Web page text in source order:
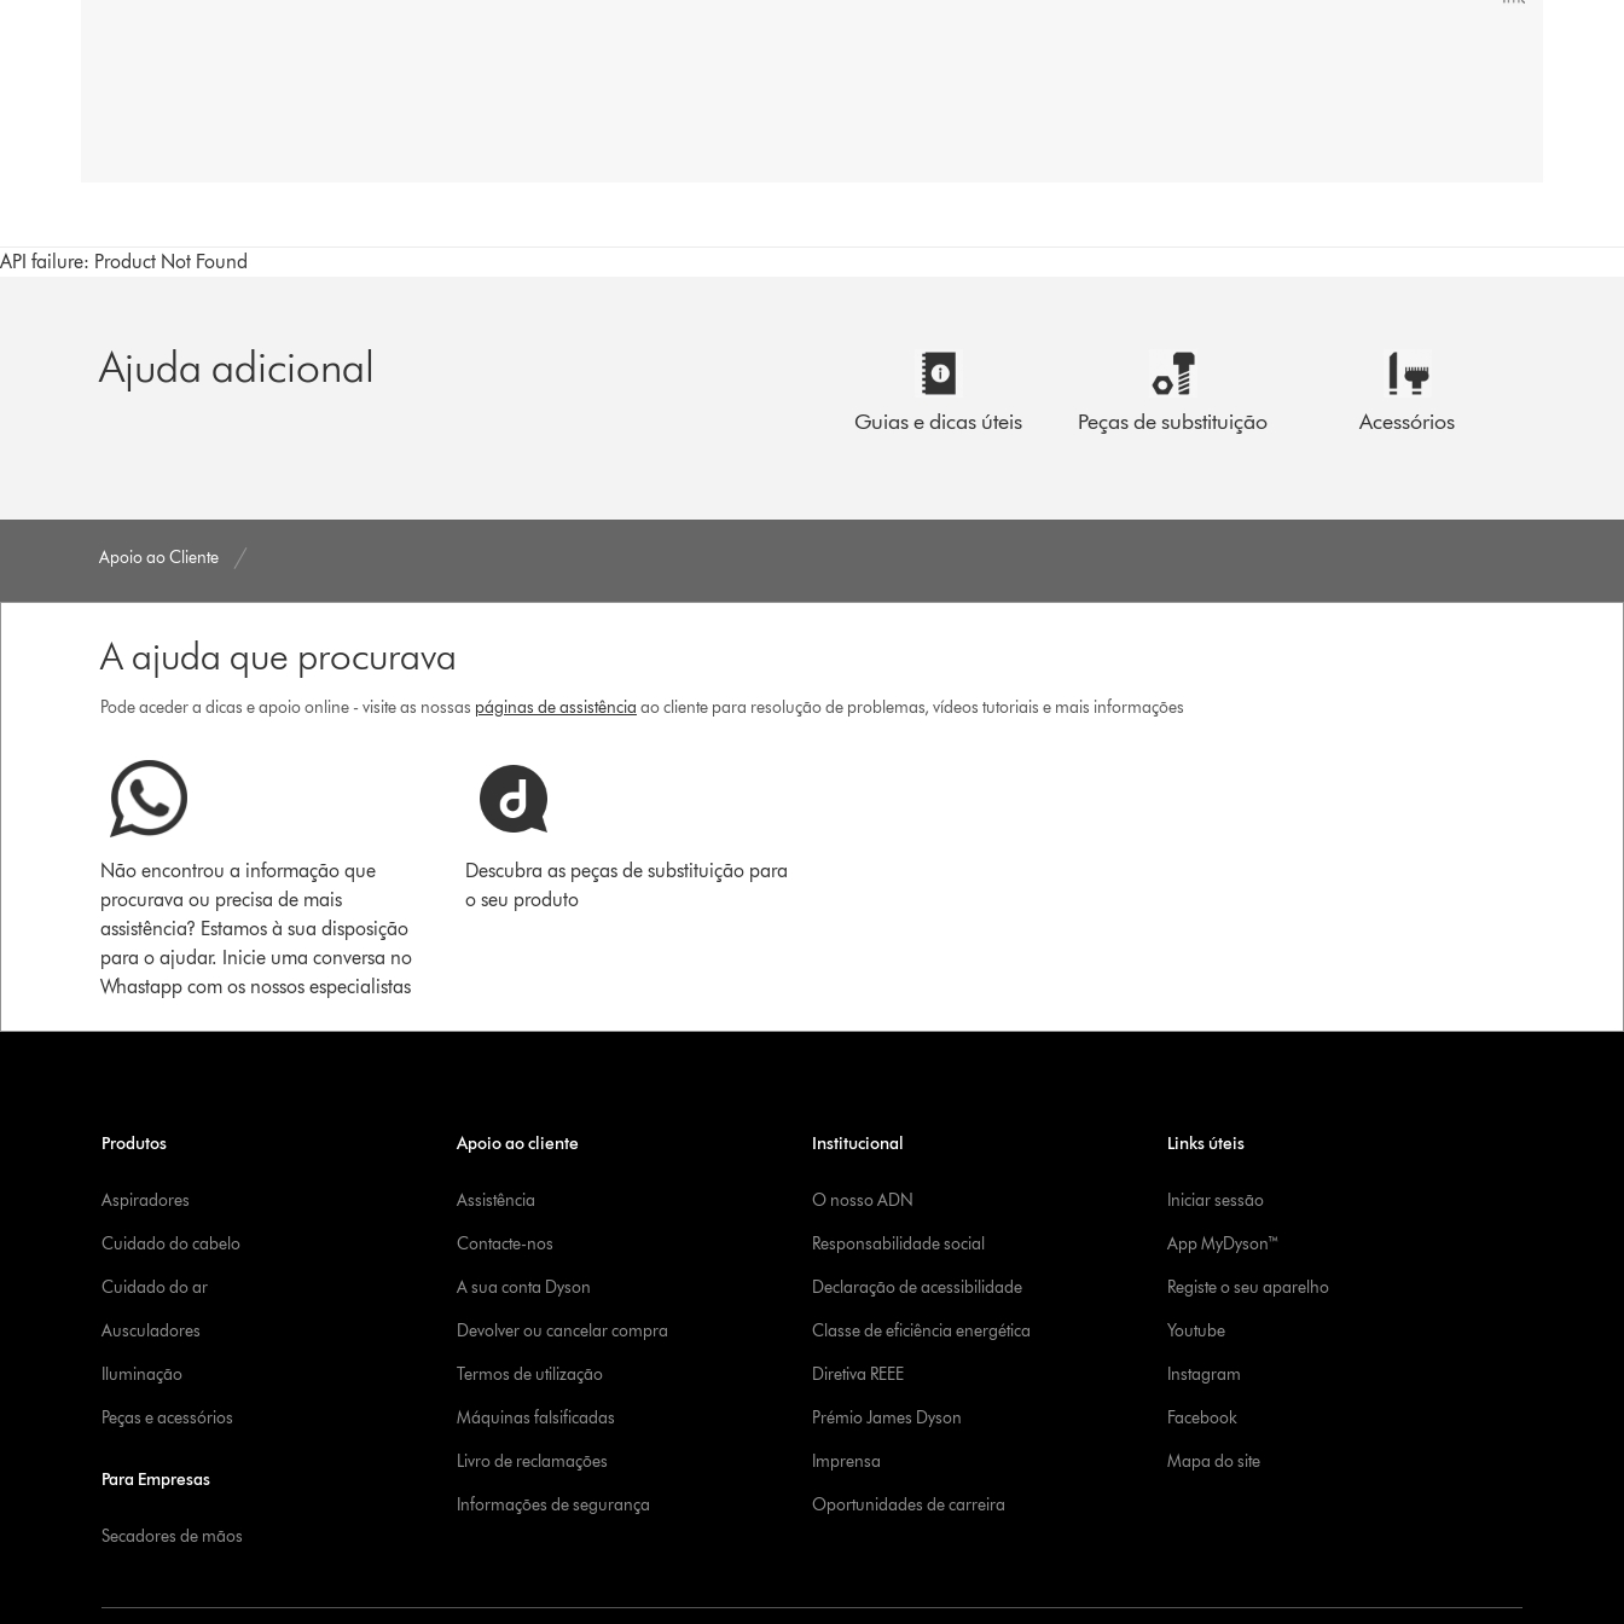
API failure: Product Not Found
Ajuda adicional
Guias e dicas úteis Peças de substituição Acessórios
Apoio ao Cliente
A ajuda que procurava
Pode aceder a dicas e apoio online - visite as nossas páginas de assistência ao cliente para resolução de problemas, vídeos tutoriais e mais informações
Não encontrou a informação que
procurava ou precisa de mais
assistência? Estamos à sua disposição
para o ajudar. Inicie uma conversa no
Whastapp com os nossos especialistas
Descubra as peças de substituição para
o seu produto
Produtos
Aspiradores
Cuidado do cabelo
Cuidado do ar
Ausculadores
Iluminação
Peças e acessórios
Para Empresas
Secadores de mãos
Apoio ao cliente
Assistência
Contacte-nos
A sua conta Dyson
Devolver ou cancelar compra
Termos de utilização
Máquinas falsificadas
Livro de reclamações
Informações de segurança
Institucional
O nosso ADN
Responsabilidade social
Declaração de acessibilidade
Classe de eficiência energética
Diretiva REEE
Prémio James Dyson
Imprensa
Oportunidades de carreira
Links úteis
Iniciar sessão
App MyDyson™
Registe o seu aparelho
Youtube
Instagram
Facebook
Mapa do site